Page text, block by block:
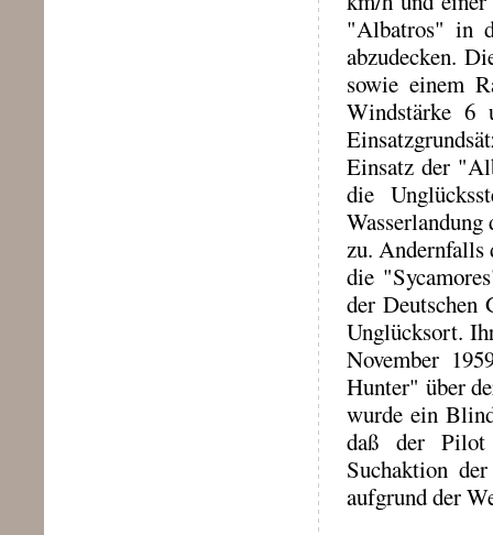
"Albatros" in
abzudecken.
sowie einem
Windstärke 6
Einsatz der
die
zu.
die
der Deutschen
Unglücksort.
November
Hunter" über
wurde ein
daß der Pilot
Suchaktion
aufgrund der